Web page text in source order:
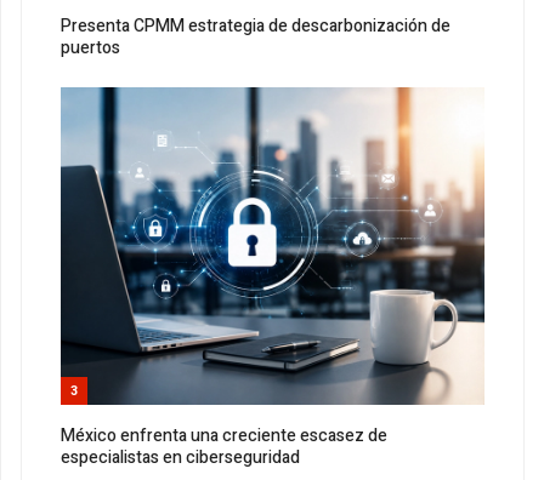
Presenta CPMM estrategia de descarbonización de
puertos
3
México enfrenta una creciente escasez de
especialistas en ciberseguridad